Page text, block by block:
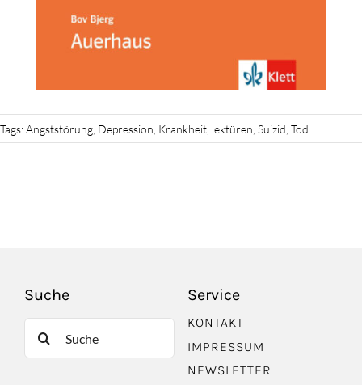
Tags:Angststörung, Depression Krankheit, lektüren Suizid Tod
Suche
Suche
nach:
Service
KONTAKT
IMPRESSUM
NEWSLETTER